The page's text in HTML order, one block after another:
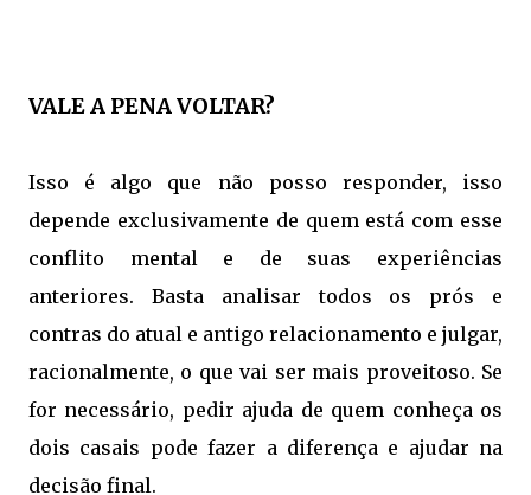
VALE A PENA VOLTAR?
Isso é algo que não posso responder, isso
depende exclusivamente de quem está com esse
conflito mental e de suas experiências
anteriores. Basta analisar todos os prós e
contras do atual e antigo relacionamento e julgar,
racionalmente, o que vai ser mais proveitoso. Se
for necessário, pedir ajuda de quem conheça os
dois casais pode fazer a diferença e ajudar na
decisão final.